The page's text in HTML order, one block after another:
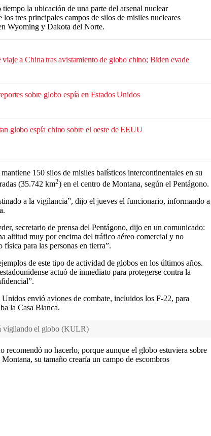
la ubicación de una parte del arsenal nuclear
los tres principales campos de silos de misiles nucleares
Wyoming y Dakota del Norte.
a China tras avistamiento de globo chino; Biden evade
sobre globo espía en Estados Unidos
globo espía chino sobre el oeste de EEUU
150 silos de misiles balísticos intercontinentales en su
(35.742 km2) en el centro de Montana, según el Pentágono.
a la vigilancia”, dijo el jueves el funcionario, informando a
secretario de prensa del Pentágono, dijo en un comunicado:
altitud muy por encima del tráfico aéreo comercial y no
física para las personas en tierra”.
de este tipo de actividad de globos en los últimos años.
actuó de inmediato para protegerse contra la
envió aviones de combate, incluidos los F-22, para
la Casa Blanca.
vigilando el globo (KULR)
recomendó no hacerlo, porque aunque el globo estuviera sobre
su tamaño crearía un campo de escombros